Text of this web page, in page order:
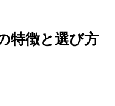
特徴と選び方